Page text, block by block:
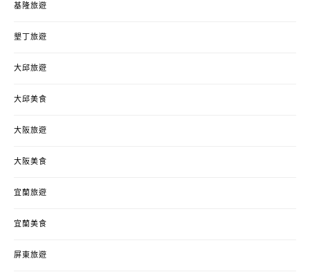
基隆旅遊
墾丁旅遊
大邱旅遊
大邱美食
大阪旅遊
大阪美食
宜蘭旅遊
宜蘭美食
屏東旅遊